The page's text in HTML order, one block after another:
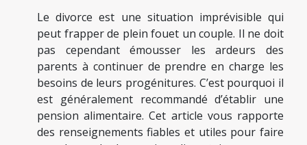
Le divorce est une situation imprévisible qui
peut frapper de plein fouet un couple. Il ne doit
pas cependant émousser les ardeurs des
parents à continuer de prendre en charge les
besoins de leurs progénitures. C’est pourquoi il
est généralement recommandé d’établir une
pension alimentaire. Cet article vous rapporte
des renseignements fiables et utiles pour faire